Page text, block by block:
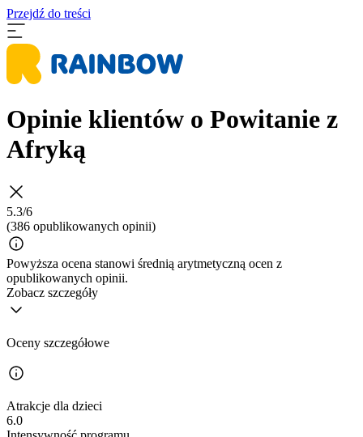
Przejdź do treści
Opinie klientów o Powitanie z
Afryką
5.3/6
(386 opublikowanych opinii)
Powyższa ocena stanowi średnią arytmetyczną ocen z
opublikowanych opinii.
Zobacz szczegóły
Oceny szczegółowe
Atrakcje dla dzieci
6.0